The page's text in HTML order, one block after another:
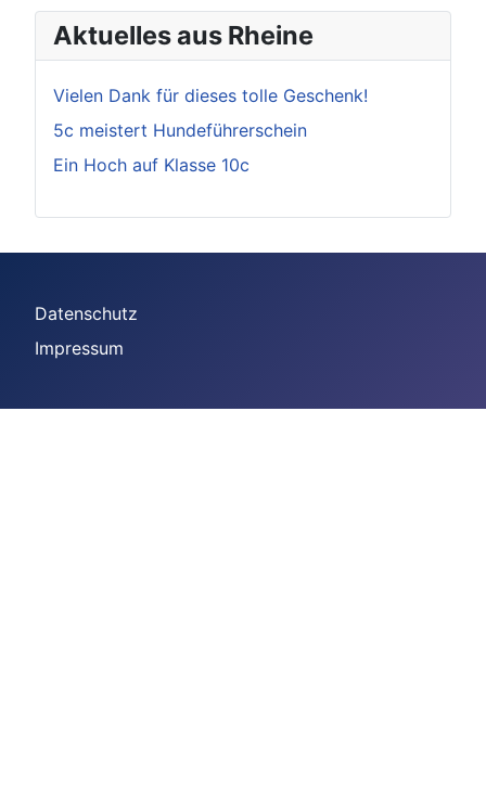
Aktuelles aus Rheine
Vielen Dank für dieses tolle Geschenk!
5c meistert Hundeführerschein
Ein Hoch auf Klasse 10c
Datenschutz
Impressum